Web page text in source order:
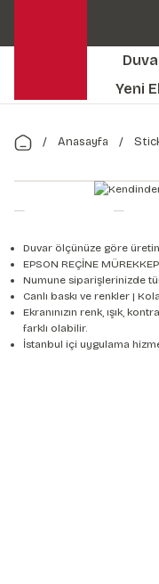
Yeni
Anasayfa
Duvar ölçünüze göre
EPSON REÇİNE
Numune siparişlerinizde
Canlı baskı ve renkler |
Ekranınızın renk, ışık,
farklı olabilir.
İstanbul içi uygulama